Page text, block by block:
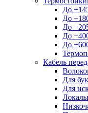
До
До
До
До
До
Кабель
Для
Для